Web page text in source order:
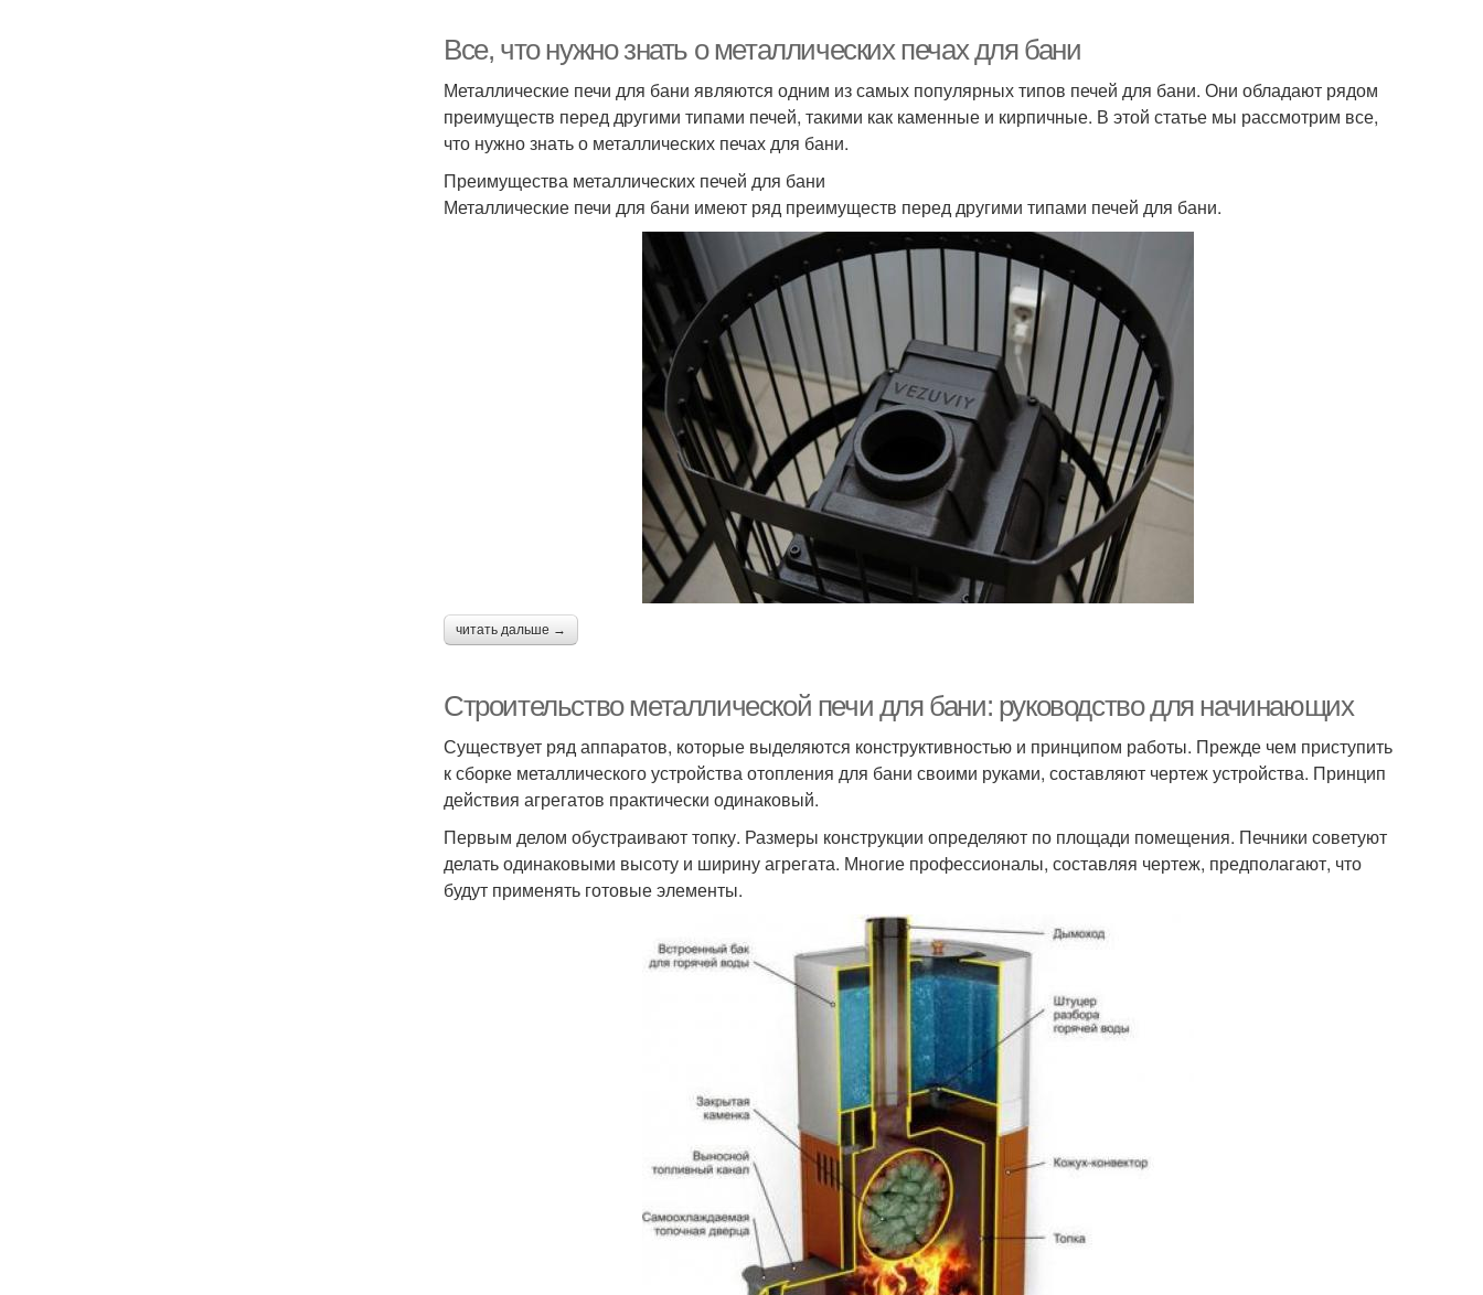
Все, что нужно знать о металлических печах для бани
Металлические печи для бани являются одним из самых популярных типов печей для бани. Они обладают рядом
преимуществ перед другими типами печей, такими как каменные и кирпичные. В этой статье мы рассмотрим все,
что нужно знать о металлических печах для бани.
Преимущества металлических печей для бани
Металлические печи для бани имеют ряд преимуществ перед другими типами печей для бани.
читать дальше →
Строительство металлической печи для бани: руководство для начинающих
Существует ряд аппаратов, которые выделяются конструктивностью и принципом работы. Прежде чем приступить
к сборке металлического устройства отопления для бани своими руками, составляют чертеж устройства. Принцип
действия агрегатов практически одинаковый.
Первым делом обустраивают топку. Размеры конструкции определяют по площади помещения. Печники советуют
делать одинаковыми высоту и ширину агрегата. Многие профессионалы, составляя чертеж, предполагают, что
будут применять готовые элементы.